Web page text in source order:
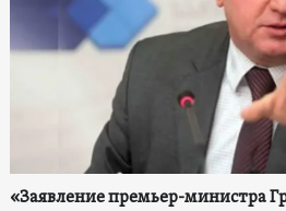
«Заявление премьер-министра